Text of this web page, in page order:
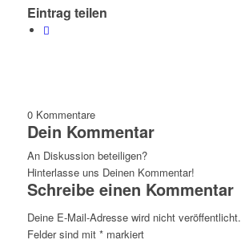
Eintrag teilen
0 Kommentare
Dein Kommentar
An Diskussion beteiligen?
Hinterlasse uns Deinen Kommentar!
Schreibe einen Kommentar
Deine E-Mail-Adresse wird nicht veröffentlicht.
Felder sind mit *markiert